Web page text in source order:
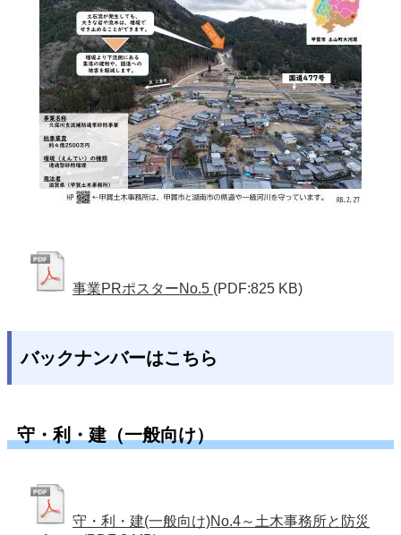
事業PRポスターNo.5 (PDF:825 KB)
バックナンバーはこちら
守・利・建（一般向け）
守・利・建(一般向け)No.4～土木事務所と防災